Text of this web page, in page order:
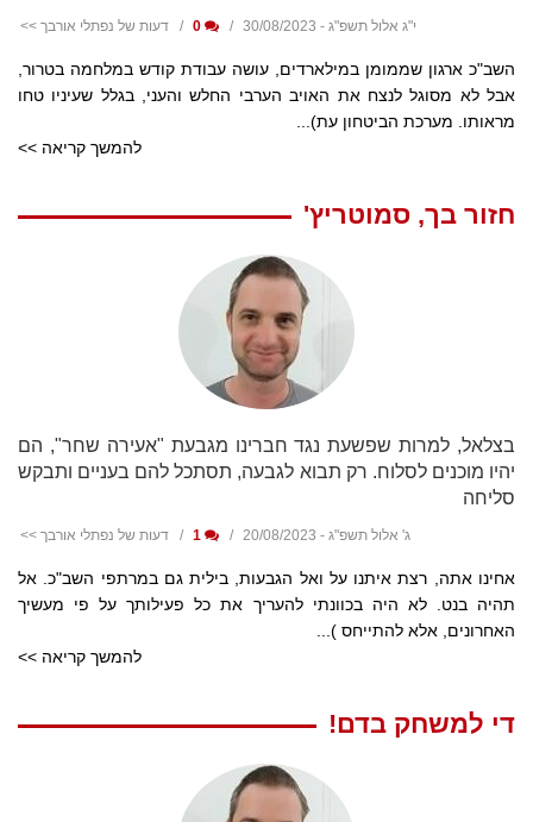
י"ג אלול תשפ"ג - 30/08/2023 דעות של נפתלי אורבך >>
השב"כ ארגון שממומן במילארדים, עושה עבודת קודש במלחמה בטרור,
אבל לא מסוגל לנצח את האויב הערבי החלש והעני, בגלל שעיניו טחו
מראותו. מערכת הביטחון עת)...
להמשך קריאה >>
חזור בך, סמוטריץ'
בצלאל, למרות שפשעת נגד חברינו מגבעת "אעירה שחר", הם
יהיו מוכנים לסלוח. רק תבוא לגבעה, תסתכל להם בעניים ותבקש
סליחה
ג' אלול תשפ"ג - 20/08/2023 דעות של נפתלי אורבך >>
אחינו אתה, רצת איתנו על ואל הגבעות, בילית גם במרתפי השב"כ. אל
תהיה בנט. לא היה בכוונתי להעריך את כל פעילותך על פי מעשיך
האחרונים, אלא להתייחס )...
להמשך קריאה >>
די למשחק בדם!